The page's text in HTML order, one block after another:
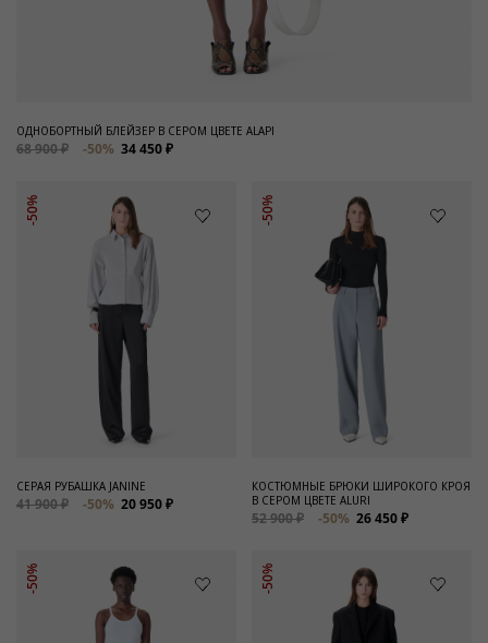
ОДНОБОРТНЫЙ БЛЕЙЗЕР В СЕРОМ ЦВЕТЕ ALAPI
68 900 ₽ -50% 34 450 ₽
-50%
СЕРАЯ РУБАШКА JANINE
41 900 ₽ -50% 20 950 ₽
-50%
КОСТЮМНЫЕ БРЮКИ ШИРОКОГО КРОЯ
В СЕРОМ ЦВЕТЕ ALURI
52 900 ₽ -50% 26 450 ₽
-50% -50%